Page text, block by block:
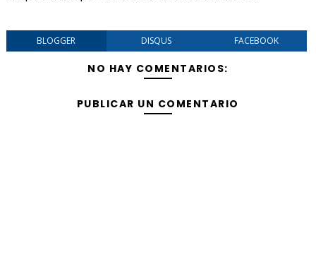
BLOGGER DISQUS FACEBOOK
NO HAY COMENTARIOS:
PUBLICAR UN COMENTARIO